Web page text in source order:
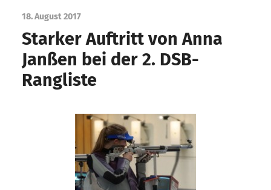
18. August 2017
Starker Auftritt von Anna
Janßen bei der 2. DSB-
Rangliste